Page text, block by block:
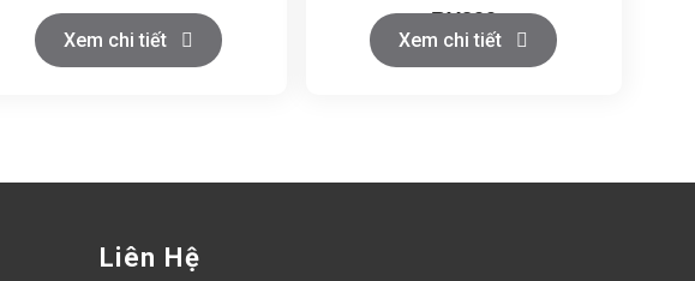
Xem chi tiết
BY200
Xem chi tiết
Liên Hệ